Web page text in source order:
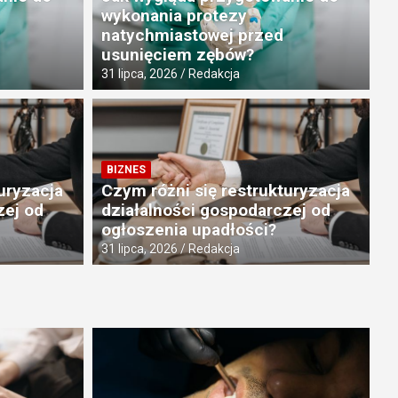
czekać na efekty współpracy
od
wykonania protezy
natychmiastowej przed
usunięciem zębów?
31 lipca, 2026 Redakcja
BIZNES
Czym różni się restrukturyzacja
działalności gospodarczej od
ogłoszenia upadłości?
31 lipca, 2026 Redakcja